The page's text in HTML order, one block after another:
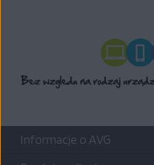
Informacje o AVG